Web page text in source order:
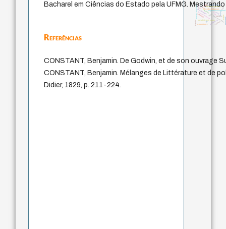
Bacharel em Ciências do Estado pela UFMG.
Referências
CONSTANT, Benjamin. De Godwin, et de son ouvrage
CONSTANT, Benjamin. Mélanges de Littérature et de
Didier, 1829, p. 211-224.
fundamentalismo jacobi
protágoras experiência temporal
metafísica do tempo
género
idade
intolerância
homem-medida
filosofias indígenas
filosofia brasileiraj.c.m. neto
palavra
literatura (poética)
perdón
leyes
violencia
guayaquil
logos
lei
acquaintance
desejo
bataille
mind
animais
arte de educar